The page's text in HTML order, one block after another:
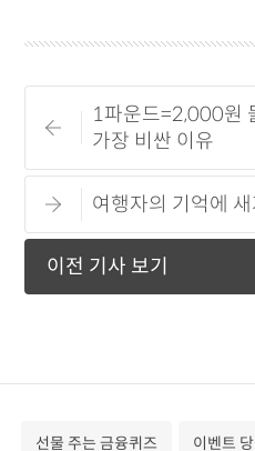
1파운드=2,000원
가장 비싼 이유
여행자의 기억에
이전 기사 보기
선물 주는 금융퀴즈 이벤트